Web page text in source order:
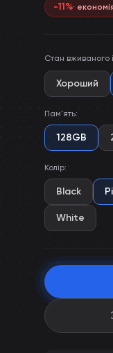
-11%·
Стан вживаного
Хороший
Пам'ять:
128GB
Колір:
Black
White